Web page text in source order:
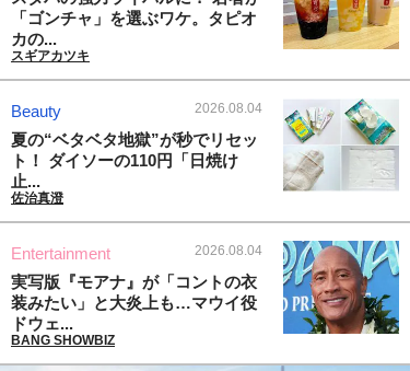
「ゴンチャ」を選ぶワケ。タピオ
カの...
スギアカツキ
Beauty 2026.08.04
夏の“ベタベタ地獄”が秒でリセッ
ト！ ダイソーの110円「日焼け
止...
佐治真澄
Entertainment 2026.08.04
実写版『モアナ』が「コントの衣
装みたい」と大炎上も…マウイ役
ドウェ...
BANG SHOWBIZ